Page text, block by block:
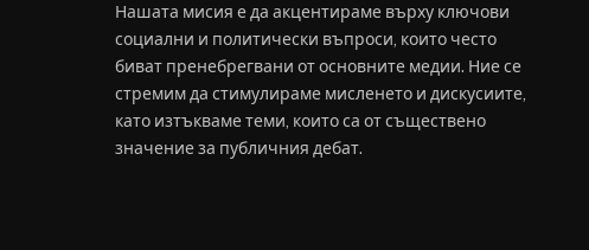
Нашата мисия е да акцентираме върху ключови
социални и политически въпроси, които често
биват пренебрегвани от основните медии. Ние се
стремим да стимулираме мисленето и дискусиите,
като изтъкваме теми, които са от съществено
значение за публичния дебат.